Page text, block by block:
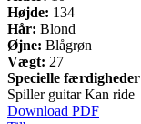
Højde: 134
Hår: Blond
Øjne: Blågrøn
Vægt: 27
Specielle
Spiller guitar Kan ride
Download PDF